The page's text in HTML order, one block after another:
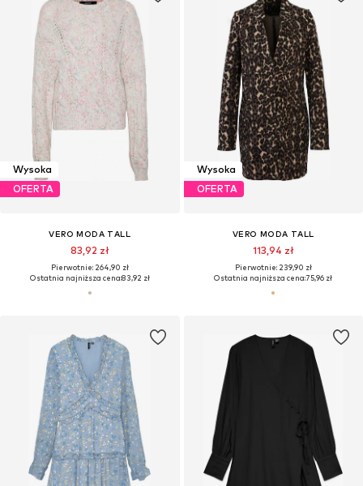
Wysoka
OFERTA
VERO MODA TALL
83,92 zł
Pierwotnie: 264,90 zł
Ostatnia najniższa cena:83,92 zł
Wysoka
OFERTA
VERO MODA TALL
113,94 zł
Pierwotnie: 239,90 zł
Ostatnia najniższa cena:75,96 zł